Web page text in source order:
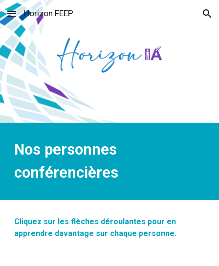
Skip to main content Skip to navigation
Horizon FEEP
Nos personnes
conférencières
Cliquez sur les flèches déroulantes pour en
apprendre davantage sur chaque personne.